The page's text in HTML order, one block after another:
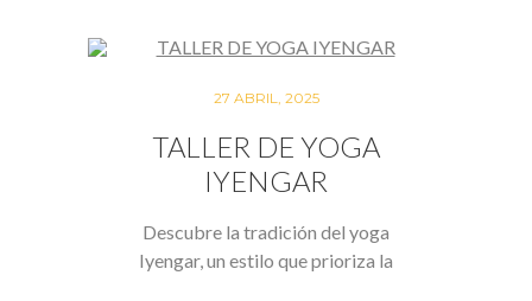
27 ABRIL, 2025
TALLER DE YOGA
IYENGAR
Descubre la tradición del yoga
Iyengar, un estilo que prioriza la